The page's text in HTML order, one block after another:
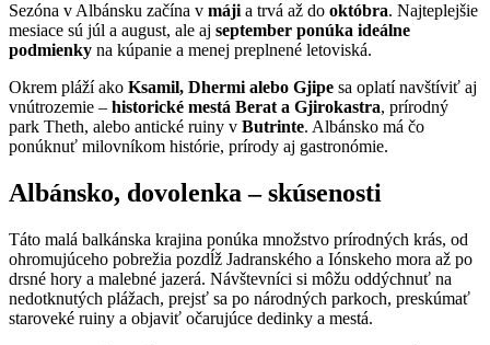
Sezóna v Albánsku začína v máji a trvá až do októbra. Najteplejšie
mesiace sú júl a august, ale aj september ponúka ideálne
podmienky na kúpanie a menej preplnené letoviská.
Okrem pláží ako Ksamil, Dhermi alebo Gjipe sa oplatí navštíviť aj
vnútrozemie – historické mestá Berat a Gjirokastra, prírodný
park Theth, alebo antické ruiny v Butrinte. Albánsko má čo
ponúknuť milovníkom histórie, prírody aj gastronómie.
Albánsko, dovolenka – skúsenosti
Táto malá balkánska krajina ponúka množstvo prírodných krás, od
ohromujúceho pobrežia pozdĺž Jadranského a Iónskeho mora až po
drsné hory a malebné jazerá. Návštevníci si môžu oddýchnuť na
nedotknutých plážach, prejsť sa po národných parkoch, preskúmať
staroveké ruiny a objaviť očarujúce dedinky a mestá.